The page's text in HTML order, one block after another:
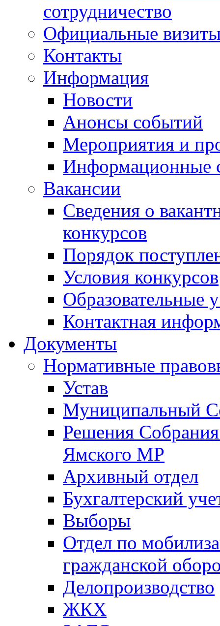
сотрудничество
Официальные
Контакты
Информация
Новости
Анонсы событий
Мероприятия и
Информационные
Вакансии
Сведения о
конкурсов
Порядок
Условия конкурсов
Образовательные
Контактная
Документы
Нормативные
Устав
Муниципальный
Решения
Ямского МР
Архивный отдел
Бухгалтерский
Выборы
Отдел по
гражданской
Делопроизводство
ЖКХ